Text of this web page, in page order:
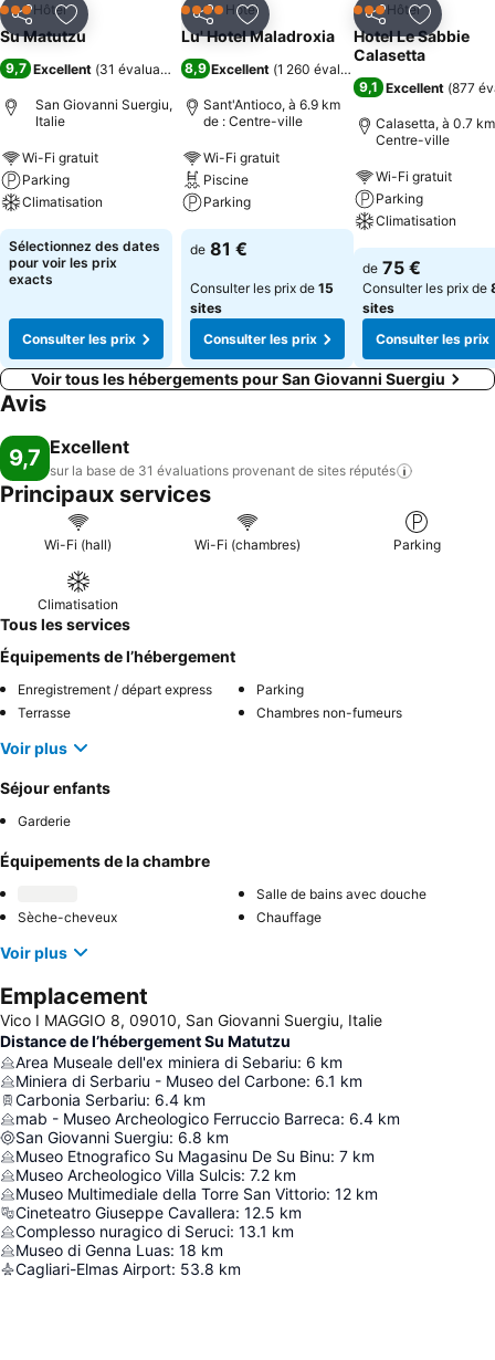
PartagerAjouter à mes favoris
3 ÉtoilesHôtel
Su Matutzu
9,7 Excellent (31 évaluations)
San Giovanni Suergiu,
Italie
Wi-Fi gratuit
Parking
Climatisation
Sélectionnez des dates
pour voir les prix
exacts
Consulter les prix
PartagerAjouter à mes favoris
4 ÉtoilesHôtel
Lu' Hotel Maladroxia
8,9 Excellent (1 260 évaluations
Sant'Antioco, à 6.9 km
de : Centre-ville
Wi-Fi gratuit
Piscine
Parking
de 81 €
Consulter les prix de 15
sites
Consulter les prix
PartagerAjouter
3 ÉtoilesHôtel
Hotel Le Sabbie
Calasetta
9,1 Excellent (877
Calasetta, à 0.7
Centre-ville
Wi-Fi gratuit
Parking
Climatisation
de 75 €
Consulter les prix de
sites
Consulter les prix
Voir tous les hébergements pour San Giovanni Suergiu
Avis
9,7 Excellent
sur la base de 31 évaluations provenant de sites réputés
Principaux services
Wi-Fi (hall) Wi-Fi (chambres) Parking
Climatisation
Tous les services
Équipements de l’hébergement
Enregistrement / départ express
Parking
Terrasse
Chambres non-fumeurs
Voir plus
Séjour enfants
Garderie
Équipements de la chambre
Salle de bains avec douche
Sèche-cheveux
Chauffage
Voir plus
Emplacement
Vico I MAGGIO 8, 09010, San Giovanni Suergiu, Italie
Distance de l’hébergement Su Matutzu
Area Museale dell'ex miniera di Sebariu: 6 km
Miniera di Serbariu - Museo del Carbone: 6.1 km
Carbonia Serbariu: 6.4 km
mab - Museo Archeologico Ferruccio Barreca: 6.4 km
San Giovanni Suergiu: 6.8 km
Museo Etnografico Su Magasinu De Su Binu: 7 km
Museo Archeologico Villa Sulcis: 7.2 km
Museo Multimediale della Torre San Vittorio: 12 km
Cineteatro Giuseppe Cavallera: 12.5 km
Complesso nuragico di Seruci: 13.1 km
Museo di Genna Luas: 18 km
Cagliari-Elmas Airport: 53.8 km